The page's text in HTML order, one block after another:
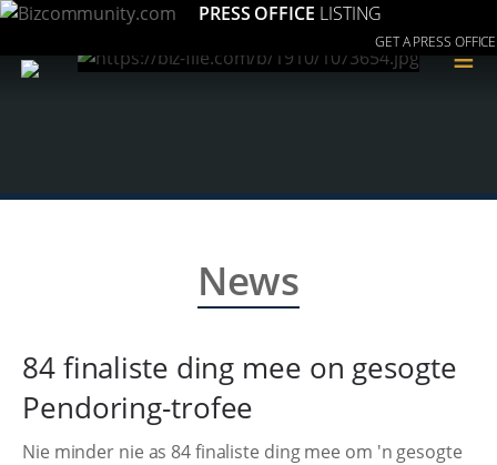
PRESS OFFICE LISTING
GET A PRESS OFFICE
≡
News
84 finaliste ding mee on gesogte
Pendoring-trofee
Nie minder nie as 84 finaliste ding mee om 'n gesogte